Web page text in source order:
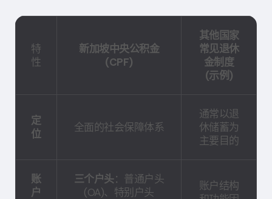
特
性
新加坡中央公积金
(CPF)
其他国家
常见退休
金制度
(示例)
定
位
全面的社会保障体系
通常以退
休储蓄为
主要目的
账
户
三个户头：普通户头
(OA)、特别户头
账户结构